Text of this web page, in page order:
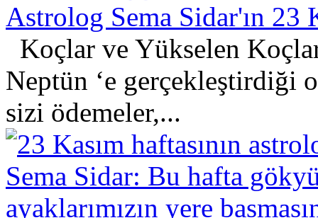
Astrolog Sema Sidar'ın 23
Koçlar ve Yükselen
Neptün ‘e gerçekleştirdiği
sizi ödemeler,...